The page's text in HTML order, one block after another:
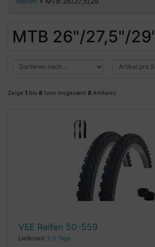
MTB 26"/27,5"/
Zeige 1 bis 8 (von insgesamt 8 Artikeln)
VEE Reifen 50-559
Lieferzeit: 1-2 Tage